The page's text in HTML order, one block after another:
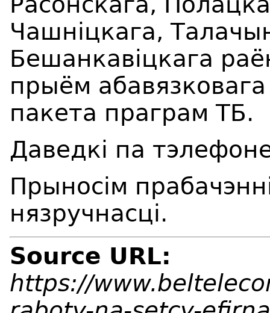
Чашніцкага,
Бешанкавіцкага
прыём
пакета праграм ТБ.
Даведкі па
Прыносім
нязручнасці.
Source URL:
https://